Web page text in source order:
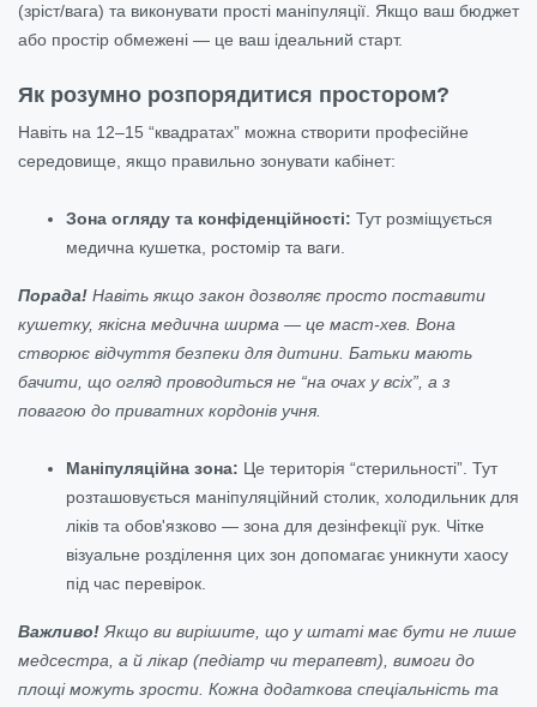
(зріст/вага) та виконувати прості маніпуляції. Якщо ваш бюджет
або простір обмежені — це ваш ідеальний старт.
Як розумно розпорядитися простором?
Навіть на 12–15 “квадратах” можна створити професійне
середовище, якщо правильно зонувати кабінет:
Зона огляду та конфіденційності: Тут розміщується
медична кушетка, ростомір та ваги.
Порада! Навіть якщо закон дозволяє просто поставити
кушетку, якісна медична ширма — це маст-хев. Вона
створює відчуття безпеки для дитини. Батьки мають
бачити, що огляд проводиться не “на очах у всіх”, а з
повагою до приватних кордонів учня.
Маніпуляційна зона: Це територія “стерильності”. Тут
розташовується маніпуляційний столик, холодильник для
ліків та обов'язково — зона для дезінфекції рук. Чітке
візуальне розділення цих зон допомагає уникнути хаосу
під час перевірок.
Важливо! Якщо ви вирішите, що у штаті має бути не лише
медсестра, а й лікар (педіатр чи терапевт), вимоги до
площі можуть зрости. Кожна додаткова спеціальність та